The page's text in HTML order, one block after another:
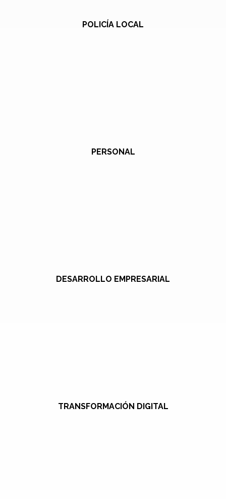
POLICÍA LOCAL
PERSONAL
DESARROLLO EMPRESARIAL
TRANSFORMACIÓN DIGITAL